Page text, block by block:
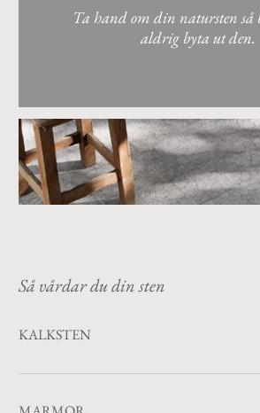
Ta hand om din natursten så
aldrig byta ut den.
Så vårdar du din sten
KALKSTEN